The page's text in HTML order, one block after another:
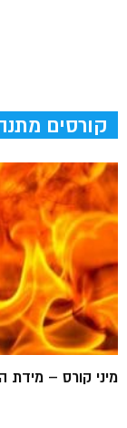
קורסים
מיני קורס –